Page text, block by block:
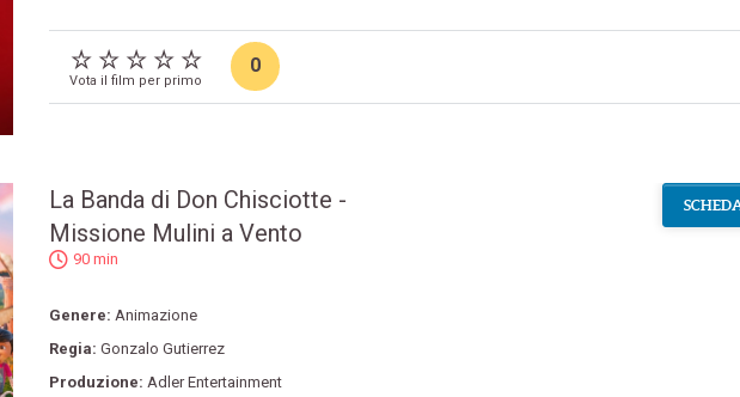
Vota il film per primo
0
La Banda di Don Chisciotte -
Missione Mulini a Vento
90 min
Genere: Animazione
Regia: Gonzalo Gutierrez
Produzione: Adler Entertainment